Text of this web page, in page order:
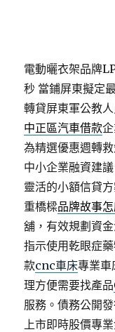
電動曬衣架品牌
秒 當鋪屏東擬定
轉貸屏東軍公教
中正區汽車借款
為精選優惠週轉
中小企業融資建
靈活的小額信貸
重橋樑品牌故事
舖，有效規劃資
指示使用乾眼症
款cnc車床專業車
理方便需要找產品
服務。債務公開
上市即時股價專